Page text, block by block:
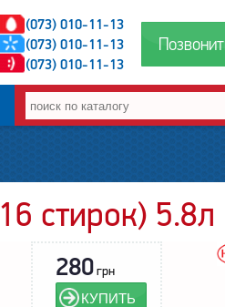
(073) 010-11-13
(073) 010-11-13
(073) 010-11-13
стирок) 5.8л
280грн
КУПИТЬ